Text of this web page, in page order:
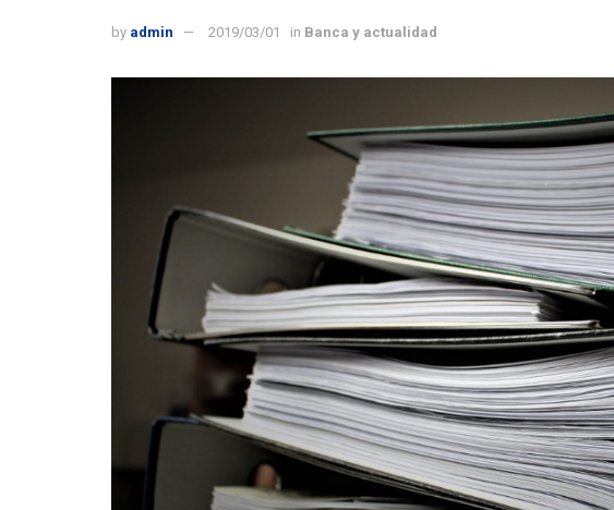
by admin 2019/03/01 in Banca y actualidad